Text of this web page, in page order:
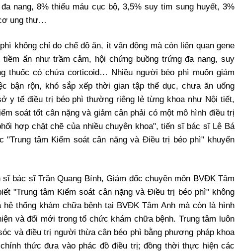
nang, 8% thiếu máu cục bộ, 3,5% suy tim sung huyết, 3%
ung thư…
không chỉ do chế độ ăn, ít vận động mà còn liên quan gene
tiềm ẩn như trầm cảm, hội chứng buồng trứng đa nang, suy
thuốc có chứa corticoid… Nhiều người béo phì muốn giảm
bận rộn, khó sắp xếp thời gian tập thể dục, chưa ăn uống
y tế điều trị béo phì thường riêng lẻ từng khoa như Nội tiết,
soát tốt cân nặng và giảm cân phải có một mô hình điều trị
hợp chặt chẽ của nhiều chuyên khoa", tiến sĩ bác sĩ Lê Bá
"Trung tâm Kiểm soát cân nặng và Điều trị béo phì" khuyến
bác sĩ Trần Quang Bính, Giám đốc chuyên môn BVĐK Tâm
"Trung tâm Kiểm soát cân nặng và Điều trị béo phì" không
hệ thống khám chữa bệnh tại BVĐK Tâm Anh mà còn là hình
và đổi mới trong tổ chức khám chữa bệnh. Trung tâm luôn
và điều trị người thừa cân béo phì bằng phương pháp khoa
thức đưa vào phác đồ điều trị; đồng thời thực hiện các